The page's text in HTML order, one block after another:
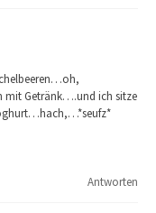
mit Getränk….und ich sitze
Antworten